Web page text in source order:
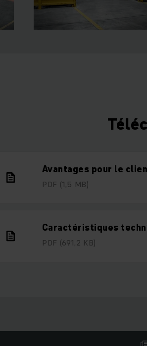
Avantages pour le
PDF (1,5 MB)
Caractéristiques
PDF (691,2 KB)